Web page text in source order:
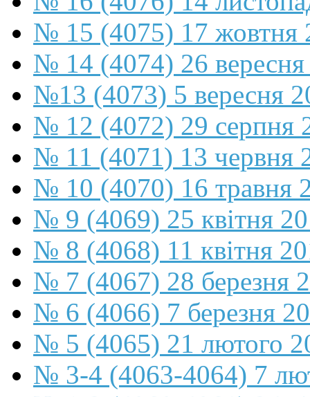
№ 15 (4075) 17 жовтня
№ 14 (4074) 26
№13 (4073) 5 вересня
№ 12 (4072) 29 серпня
№ 11 (4071) 13 червня
№ 10 (4070) 16 травня
№ 9 (4069) 25 квітня
№ 8 (4068) 11 квітня
№ 7 (4067) 28 березня
№ 6 (4066) 7 березня
№ 5 (4065) 21 лютого
№ 3-4 (4063-4064) 7